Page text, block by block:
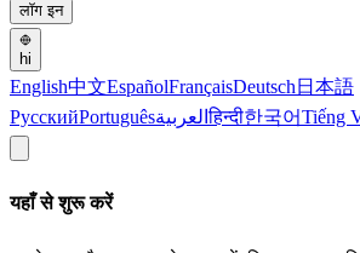
लॉग इन
hi
English中文EspañolFrançaisDeutsch 日本語
РусскийPortuguêsالعربيةहिन्दी한국어Tiếng
यहाँ से शुरू करें